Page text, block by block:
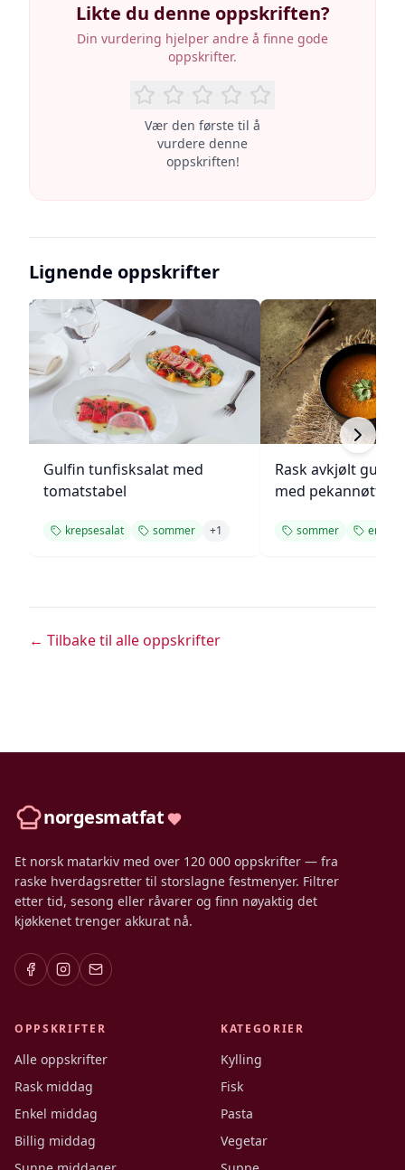
Likte du denne oppskriften?
Din vurdering hjelper andre å finne gode
oppskrifter.
Vær den første til å
vurdere denne
oppskriften!
Lignende oppskrifter
Gulfin tunfisksalat med
tomatstabel
krepsesalat sommer +1
Rask avkjølt
med pekannøtter
sommer enkel
← Tilbake til alle oppskrifter
norgesmatfat
Et norsk matarkiv med over 120 000 oppskrifter — fra
raske hverdagsretter til storslagne festmenyer. Filtrer
etter tid, sesong eller råvarer og finn nøyaktig det
kjøkkenet trenger akkurat nå.
OPPSKRIFTER
Alle oppskrifter
Rask middag
Enkel middag
Billig middag
KATEGORIER
Kylling
Fisk
Pasta
Vegetar